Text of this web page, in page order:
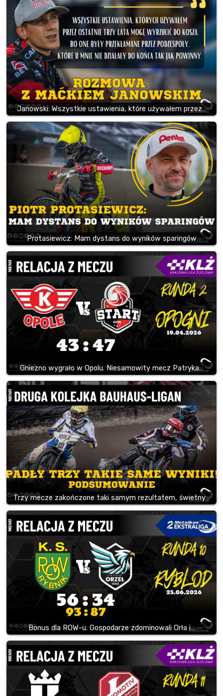
Janowski: Wszystkie ustawienia, które używałem przez…
Protasiewicz: Mam dystans do wyników sparingów
Gniezno wygrało w Opolu. Niesamowity mecz Patryka…
Trzy mecze zakończone taki samym rezultatem, świetny…
Bonus dla ROW-u. Gospodarze zdominowali Orła i…